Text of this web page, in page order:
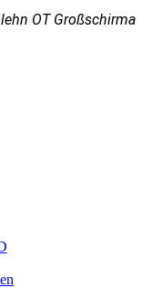
OT Großschirma